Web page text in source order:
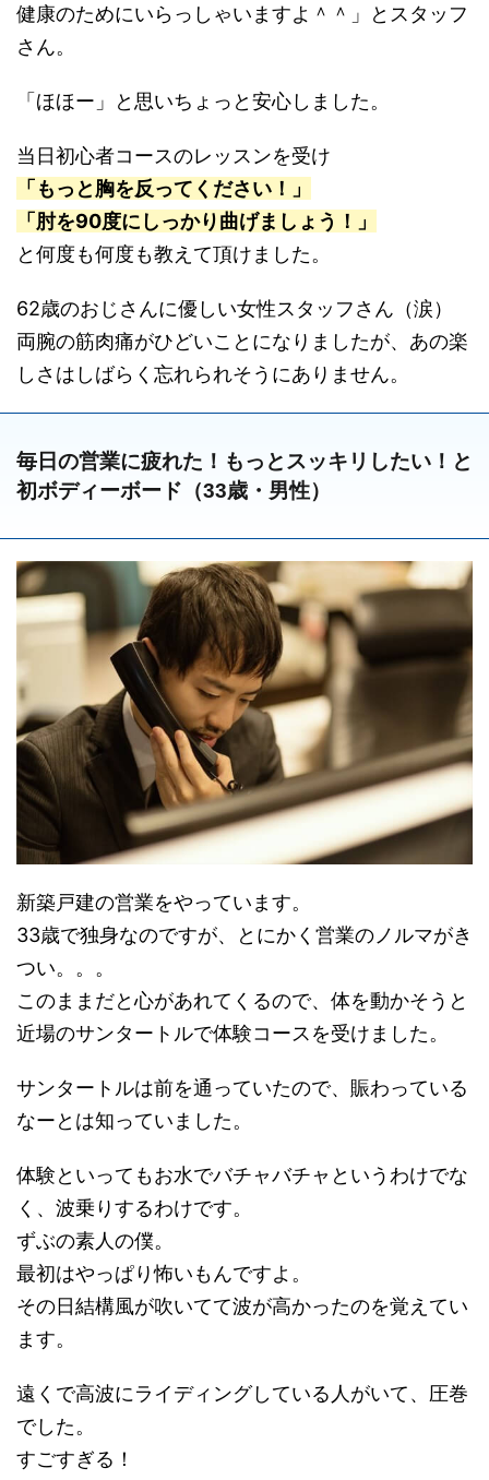
健康のためにいらっしゃいますよ＾＾」とスタッフ
さん。
「ほほー」と思いちょっと安心しました。
当日初心者コースのレッスンを受け
「もっと胸を反ってください！」
「肘を90度にしっかり曲げましょう！」
と何度も何度も教えて頂けました。
62歳のおじさんに優しい女性スタッフさん（涙）
両腕の筋肉痛がひどいことになりましたが、あの楽
しさはしばらく忘れられそうにありません。
毎日の営業に疲れた！もっとスッキリしたい！と
初ボディーボード（33歳・男性）
新築戸建の営業をやっています。
33歳で独身なのですが、とにかく営業のノルマがき
つい。。。
このままだと心があれてくるので、体を動かそうと
近場のサンタートルで体験コースを受けました。
サンタートルは前を通っていたので、賑わっている
なーとは知っていました。
体験といってもお水でバチャバチャというわけでな
く、波乗りするわけです。
ずぶの素人の僕。
最初はやっぱり怖いもんですよ。
その日結構風が吹いてて波が高かったのを覚えてい
ます。
遠くで高波にライディングしている人がいて、圧巻
でした。
すごすぎる！